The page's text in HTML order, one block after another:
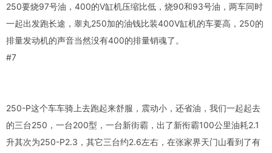
250要烧97号油，400的V缸机压缩比低，烧90和93号油，两车同时
一起出发跑长途，睾丸250加的油钱比装400V缸机的车要高，250的
排量发动机的声音当然没有400的排量销魂了。
#7
250-P这个车车骑上去跑起来舒服，震动小，还省油，我们一起起去
的三台250，一台200型，一台新街霸，出了新衔霸100公里油耗2.1
升其次为250-P2.3，其它三台约2.6左右，在张家界天门山看到了有